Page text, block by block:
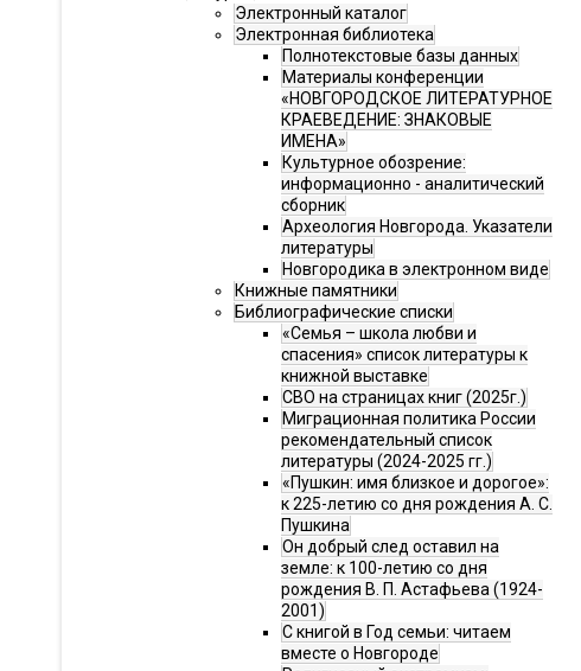
Электронный каталог
Электронная библиотека
Полнотекстовые базы данных
Материалы конференции
«НОВГОРОДСКОЕ ЛИТЕРАТУРНОЕ
КРАЕВЕДЕНИЕ: ЗНАКОВЫЕ
ИМЕНА»
Культурное обозрение:
информационно - аналитический
сборник
Археология Новгорода. Указатели
литературы
Новгородика в электронном виде
Книжные памятники
Библиографические списки
«Семья – школа любви и
спасения» список литературы к
книжной выставке
СВО на страницах книг (2025г.)
Миграционная политика России
рекомендательный список
литературы (2024-2025 гг.)
«Пушкин: имя близкое и дорогое»:
к 225-летию со дня рождения А. С.
Пушкина
Он добрый след оставил на
земле: к 100-летию со дня
рождения В. П. Астафьева (1924-
2001)
С книгой в Год семьи: читаем
вместе о Новгороде